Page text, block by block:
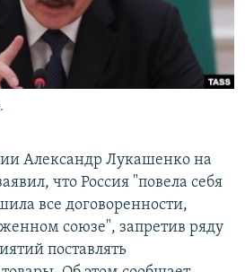
Александр Лукашенко на
что Россия "повела себя
все договоренности,
союзе", запретив ряду
поставлять